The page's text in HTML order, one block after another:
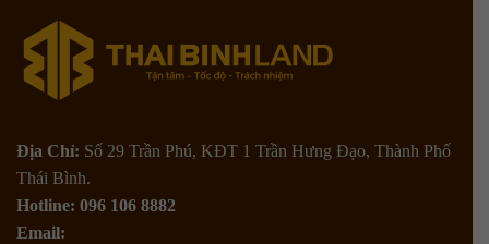
Địa Chỉ: Số 29 Trần Phú, KĐT 1 Trần Hưng Đạo, Thành Phố
Thái Bình.
Hotline: 096 106 8882
Email: